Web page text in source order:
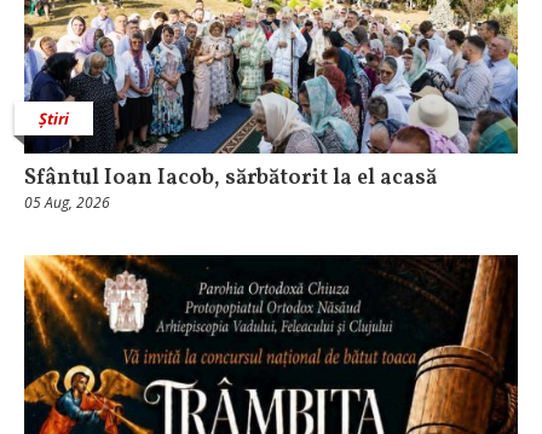
Știri
Sfântul Ioan Iacob, sărbătorit la el acasă
05 Aug, 2026